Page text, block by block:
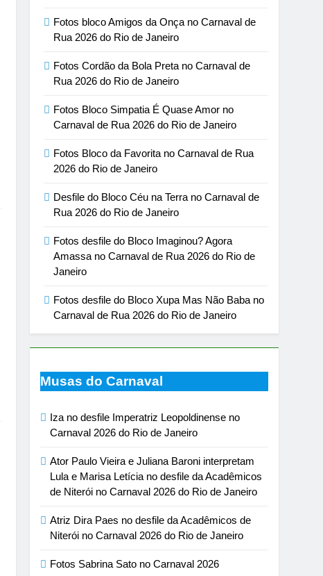
Fotos bloco Amigos da Onça no Carnaval de
Rua 2026 do Rio de Janeiro
Fotos Cordão da Bola Preta no Carnaval de
Rua 2026 do Rio de Janeiro
Fotos Bloco Simpatia É Quase Amor no
Carnaval de Rua 2026 do Rio de Janeiro
Fotos Bloco da Favorita no Carnaval de Rua
2026 do Rio de Janeiro
Desfile do Bloco Céu na Terra no Carnaval de
Rua 2026 do Rio de Janeiro
Fotos desfile do Bloco Imaginou? Agora
Amassa no Carnaval de Rua 2026 do Rio de
Janeiro
Fotos desfile do Bloco Xupa Mas Não Baba no
Carnaval de Rua 2026 do Rio de Janeiro
Musas do Carnaval
Iza no desfile Imperatriz Leopoldinense no
Carnaval 2026 do Rio de Janeiro
Ator Paulo Vieira e Juliana Baroni interpretam
Lula e Marisa Letícia no desfile da Acadêmicos
de Niterói no Carnaval 2026 do Rio de Janeiro
Atriz Dira Paes no desfile da Acadêmicos de
Niterói no Carnaval 2026 do Rio de Janeiro
Fotos Sabrina Sato no Carnaval 2026